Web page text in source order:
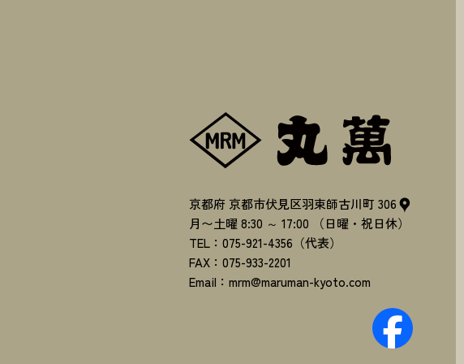
京都府 京都市伏見区羽束師古川町 306
月〜土曜8:30 ～17:00
（日曜・祝日休）
TEL：075-921-4356 （代表）
FAX：075-933-2201
Email：mrm@maruman-kyoto.com